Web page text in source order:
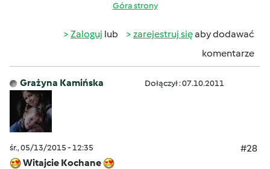
Góra strony
Zaloguj lub zarejestruj sięaby dodawać
komentarze
Grażyna Kamińska Dołączył : 07.10.2011
śr., 05/13/2015 - 12:35
#28
Witajcie Kochane